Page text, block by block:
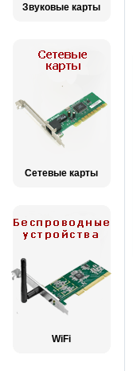
Звуковые карты
Сетевые карты
WiFi